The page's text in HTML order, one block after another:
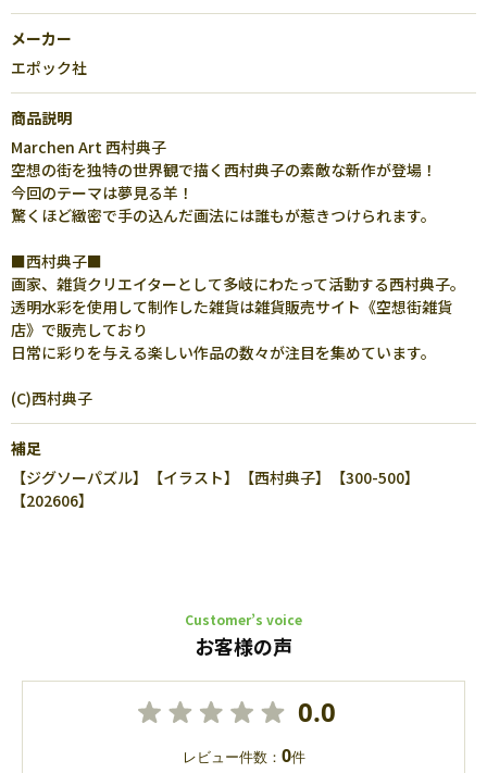
メーカー
エポック社
商品説明
Marchen Art 西村典子
空想の街を独特の世界観で描く西村典子の素敵な新作が登場！
今回のテーマは夢見る羊！
驚くほど緻密で手の込んだ画法には誰もが惹きつけられます。
■西村典子■
画家、雑貨クリエイターとして多岐にわたって活動する西村典子。
透明水彩を使用して制作した雑貨は雑貨販売サイト《空想街雑貨
店》で販売しており
日常に彩りを与える楽しい作品の数々が注目を集めています。
(C)西村典子
補足
【ジグソーパズル】【イラスト】【西村典子】【300-500】
【202606】
Customer’s voice
お客様の声
0.0
レビュー件数： 0件